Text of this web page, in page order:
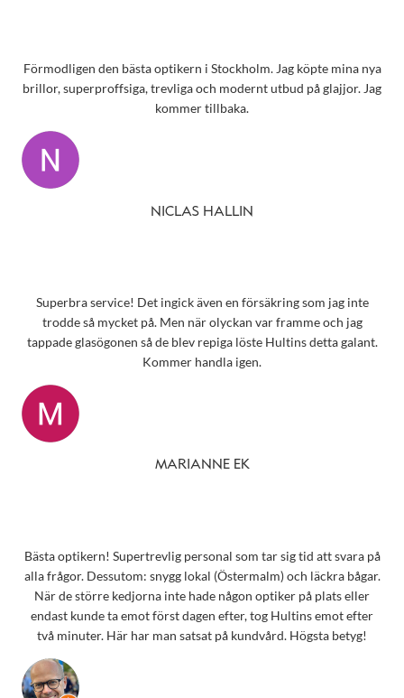
Förmodligen den bästa optikern i Stockholm. Jag köpte mina nya
brillor, superproffsiga, trevliga och modernt utbud på glajjor. Jag
kommer tillbaka.
NICLAS HALLIN
Superbra service! Det ingick även en försäkring som jag inte
trodde så mycket på. Men när olyckan var framme och jag
tappade glasögonen så de blev repiga löste Hultins detta galant.
Kommer handla igen.
MARIANNE EK
Bästa optikern! Supertrevlig personal som tar sig tid att svara på
alla frågor. Dessutom: snygg lokal (Östermalm) och läckra bågar.
När de större kedjorna inte hade någon optiker på plats eller
endast kunde ta emot först dagen efter, tog Hultins emot efter
två minuter. Här har man satsat på kundvård. Högsta betyg!